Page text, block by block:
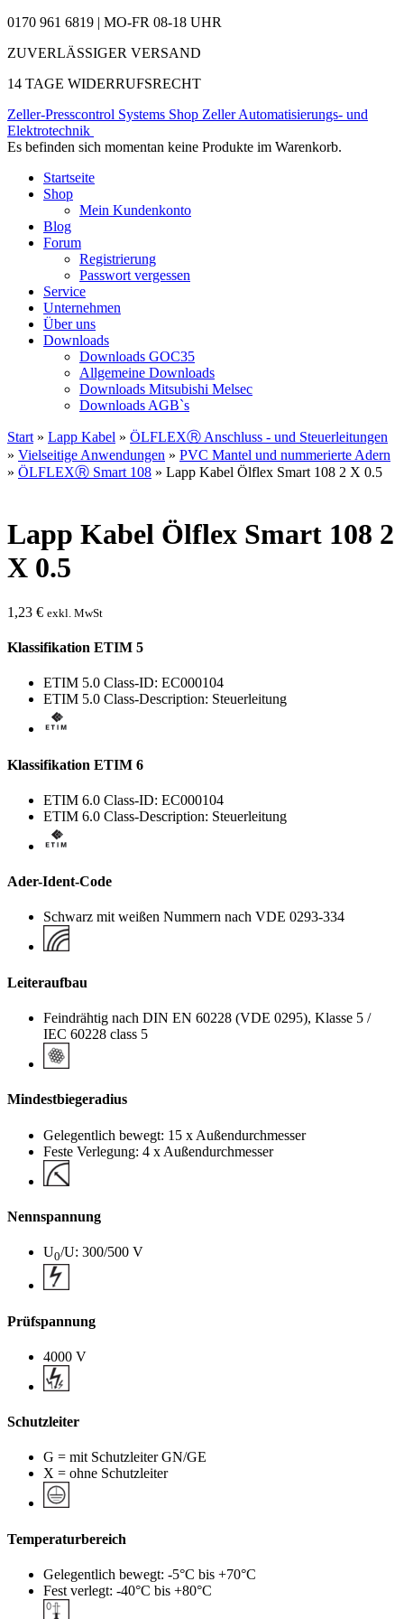
0170 961 6819 | MO-FR 08-18 UHR
ZUVERLÄSSIGER VERSAND
14 TAGE WIDERRUFSRECHT
Zeller-Presscontrol Systems Shop Zeller Automatisierungs- und
Elektrotechnik
Es befinden sich momentan keine Produkte im Warenkorb.
Startseite
Shop
Mein Kundenkonto
Blog
Forum
Registrierung
Passwort vergessen
Service
Unternehmen
Über uns
Downloads
Downloads GOC35
Allgemeine Downloads
Downloads Mitsubishi Melsec
Downloads AGB`s
Start » Lapp Kabel » ÖLFLEXⓇ Anschluss - und Steuerleitungen
» Vielseitige Anwendungen » PVC Mantel und nummerierte Adern
» ÖLFLEXⓇ Smart 108 » Lapp Kabel Ölflex Smart 108 2 X 0.5
Lapp Kabel Ölflex Smart 108 2
X 0.5
1,23 € exkl. MwSt
Klassifikation ETIM 5
ETIM 5.0 Class-ID: EC000104
ETIM 5.0 Class-Description: Steuerleitung
Klassifikation ETIM 6
ETIM 6.0 Class-ID: EC000104
ETIM 6.0 Class-Description: Steuerleitung
Ader-Ident-Code
Schwarz mit weißen Nummern nach VDE 0293-334
Leiteraufbau
Feindrähtig nach DIN EN 60228 (VDE 0295), Klasse 5 /
IEC 60228 class 5
Mindestbiegeradius
Gelegentlich bewegt: 15 x Außendurchmesser
Feste Verlegung: 4 x Außendurchmesser
Nennspannung
U0/U: 300/500 V
Prüfspannung
4000 V
Schutzleiter
G = mit Schutzleiter GN/GE
X = ohne Schutzleiter
Temperaturbereich
Gelegentlich bewegt: -5°C bis +70°C
Fest verlegt: -40°C bis +80°C